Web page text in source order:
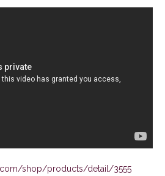
shop/products/detail/3555